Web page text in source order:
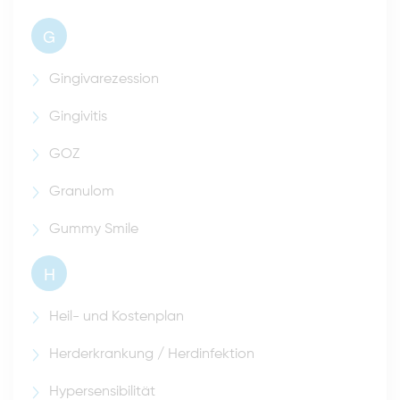
G
Gingivarezession
Gingivitis
GOZ
Granulom
Gummy Smile
H
Heil- und Kostenplan
Herderkrankung / Herdinfektion
Hypersensibilität